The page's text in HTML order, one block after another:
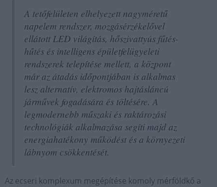
A tetőfelületen elhelyezett nagyméretű
napelem rendszer, mozgásérzékelővel
ellátott LED világítás, hőszivattyús fűtés-
hűtés és intelligens épületfelügyeleti
rendszerek telepítése mellett, a központ
már az átadás időpontjában is alkalmas
lesz alternatív, elektromos hajtásláncú
járművek fogadására és töltésére. A
legmodernebb műszaki és raktározási
technológiák alkalmazása segíti majd az
energiahatékony működést és a környezeti
lábnyom csökkentését.
Az ecseri komplexum megépítése komoly mérföldkő a